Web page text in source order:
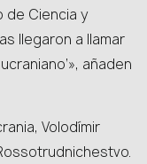
de Ciencia y
llegaron a llamar
añaden
Volodímir